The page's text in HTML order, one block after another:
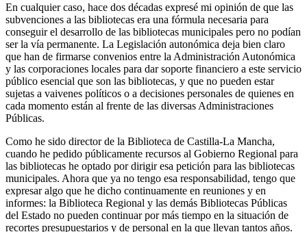
En cualquier caso, hace dos décadas expresé mi opinión de que las
subvenciones a las bibliotecas era una fórmula necesaria para
conseguir el desarrollo de las bibliotecas municipales pero no podían
ser la vía permanente. La Legislación autonómica deja bien claro
que han de firmarse convenios entre la Administración Autonómica
y las corporaciones locales para dar soporte financiero a este servicio
público esencial que son las bibliotecas, y que no pueden estar
sujetas a vaivenes políticos o a decisiones personales de quienes en
cada momento están al frente de las diversas Administraciones
Públicas.
Como he sido director de la Biblioteca de Castilla-La Mancha,
cuando he pedido públicamente recursos al Gobierno Regional para
las bibliotecas he optado por dirigir esa petición para las bibliotecas
municipales. Ahora que ya no tengo esa responsabilidad, tengo que
expresar algo que he dicho continuamente en reuniones y en
informes: la Biblioteca Regional y las demás Bibliotecas Públicas
del Estado no pueden continuar por más tiempo en la situación de
recortes presupuestarios y de personal en la que llevan tantos años.